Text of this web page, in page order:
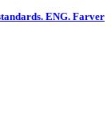
ENG. Farver